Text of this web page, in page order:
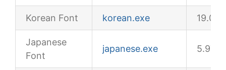
Korean Font korean.exe
Japanese
Font
japanese.exe